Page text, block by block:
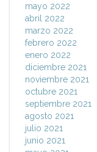
mayo 2022
abril 2022
marzo 2022
febrero 2022
enero 2022
diciembre 2021
noviembre 2021
octubre 2021
septiembre 2021
agosto 2021
julio 2021
junio 2021